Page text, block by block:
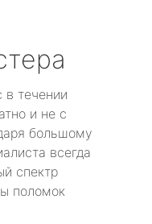
течении
и не с
большому
всегда
спектр
поломок